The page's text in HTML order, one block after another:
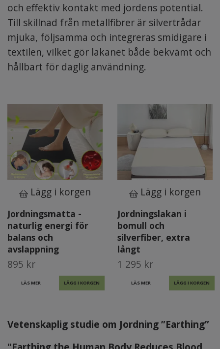
och effektiv kontakt med jordens potential.
Till skillnad från metallfibrer är silvertrådar
mjuka, följsamma och integreras smidigare i
textilen, vilket gör lakanet både bekvämt och
hållbart för daglig användning.
Lägg i korgen
Jordningsmatta -
naturlig energi för
balans och
avslappning
895 kr
LÄS MER
Lägg i korgen
Jordningslakan i
bomull och
silverfiber, extra
långt
1 295 kr
LÄS MER
Vetenskaplig studie om Jordning ”Earthing”